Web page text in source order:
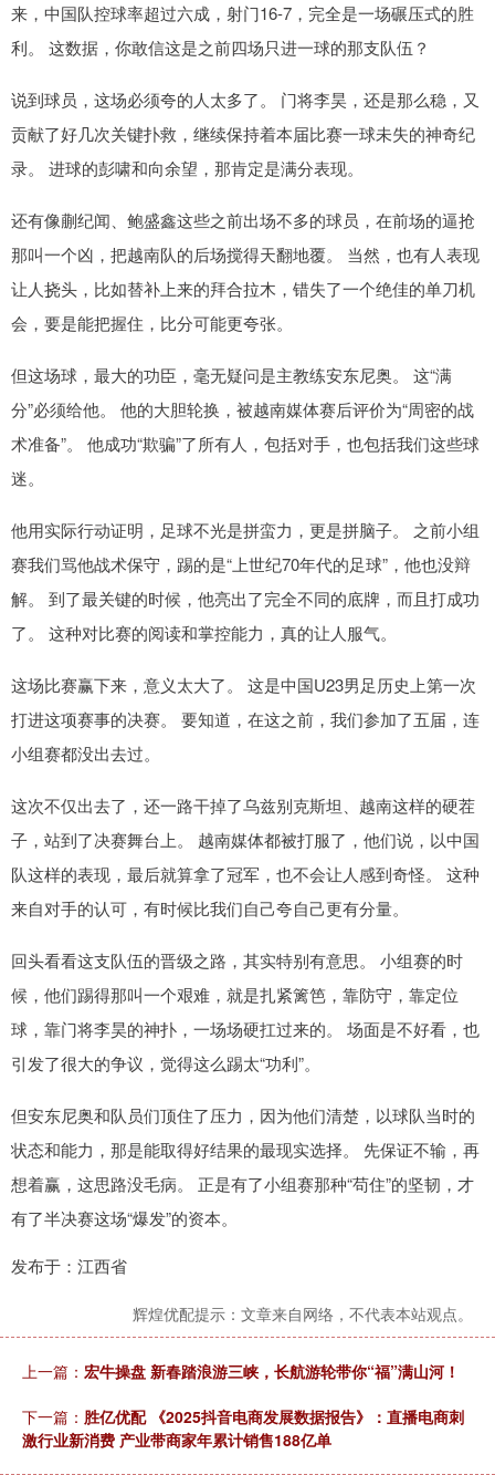
来，中国队控球率超过六成，射门16-7，完全是一场碾压式的胜
利。 这数据，你敢信这是之前四场只进一球的那支队伍？
说到球员，这场必须夸的人太多了。 门将李昊，还是那么稳，又
贡献了好几次关键扑救，继续保持着本届比赛一球未失的神奇纪
录。 进球的彭啸和向余望，那肯定是满分表现。
还有像蒯纪闻、鲍盛鑫这些之前出场不多的球员，在前场的逼抢
那叫一个凶，把越南队的后场搅得天翻地覆。 当然，也有人表现
让人挠头，比如替补上来的拜合拉木，错失了一个绝佳的单刀机
会，要是能把握住，比分可能更夸张。
但这场球，最大的功臣，毫无疑问是主教练安东尼奥。 这“满
分”必须给他。 他的大胆轮换，被越南媒体赛后评价为“周密的战
术准备”。 他成功“欺骗”了所有人，包括对手，也包括我们这些球
迷。
他用实际行动证明，足球不光是拼蛮力，更是拼脑子。 之前小组
赛我们骂他战术保守，踢的是“上世纪70年代的足球”，他也没辩
解。 到了最关键的时候，他亮出了完全不同的底牌，而且打成功
了。 这种对比赛的阅读和掌控能力，真的让人服气。
这场比赛赢下来，意义太大了。 这是中国U23男足历史上第一次
打进这项赛事的决赛。 要知道，在这之前，我们参加了五届，连
小组赛都没出去过。
这次不仅出去了，还一路干掉了乌兹别克斯坦、越南这样的硬茬
子，站到了决赛舞台上。 越南媒体都被打服了，他们说，以中国
队这样的表现，最后就算拿了冠军，也不会让人感到奇怪。 这种
来自对手的认可，有时候比我们自己夸自己更有分量。
回头看看这支队伍的晋级之路，其实特别有意思。 小组赛的时
候，他们踢得那叫一个艰难，就是扎紧篱笆，靠防守，靠定位
球，靠门将李昊的神扑，一场场硬扛过来的。 场面是不好看，也
引发了很大的争议，觉得这么踢太“功利”。
但安东尼奥和队员们顶住了压力，因为他们清楚，以球队当时的
状态和能力，那是能取得好结果的最现实选择。 先保证不输，再
想着赢，这思路没毛病。 正是有了小组赛那种“苟住”的坚韧，才
有了半决赛这场“爆发”的资本。
发布于：江西省
辉煌优配提示：文章来自网络，不代表本站观点。
上一篇： 宏牛操盘 新春踏浪游三峡，长航游轮带你“福”满山河！
下一篇： 胜亿优配 《2025抖音电商发展数据报告》：直播电商刺
激行业新消费 产业带商家年累计销售188亿单